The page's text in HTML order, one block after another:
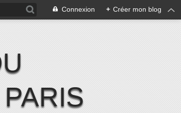
Connexion + Créer mon blog